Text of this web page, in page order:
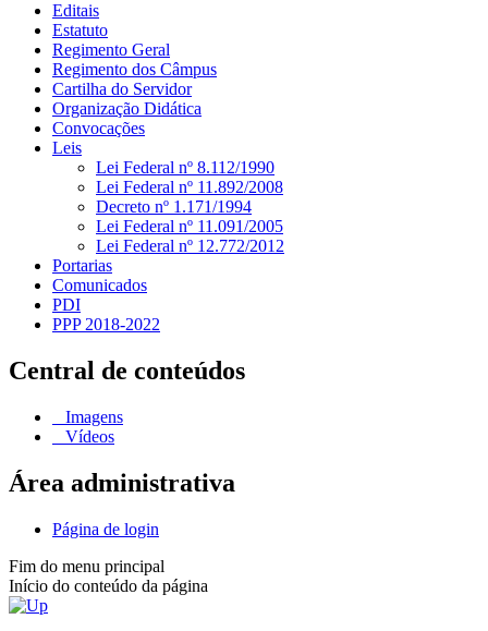
Editais
Estatuto
Regimento Geral
Regimento dos Câmpus
Cartilha do Servidor
Organização Didática
Convocações
Leis
Lei Federal nº 8.112/1990
Lei Federal nº 11.892/2008
Decreto nº 1.171/1994
Lei Federal nº 11.091/2005
Lei Federal nº 12.772/2012
Portarias
Comunicados
PDI
PPP 2018-2022
Central de conteúdos
Imagens
Vídeos
Área administrativa
Página de login
Fim do menu principal
Início do conteúdo da página